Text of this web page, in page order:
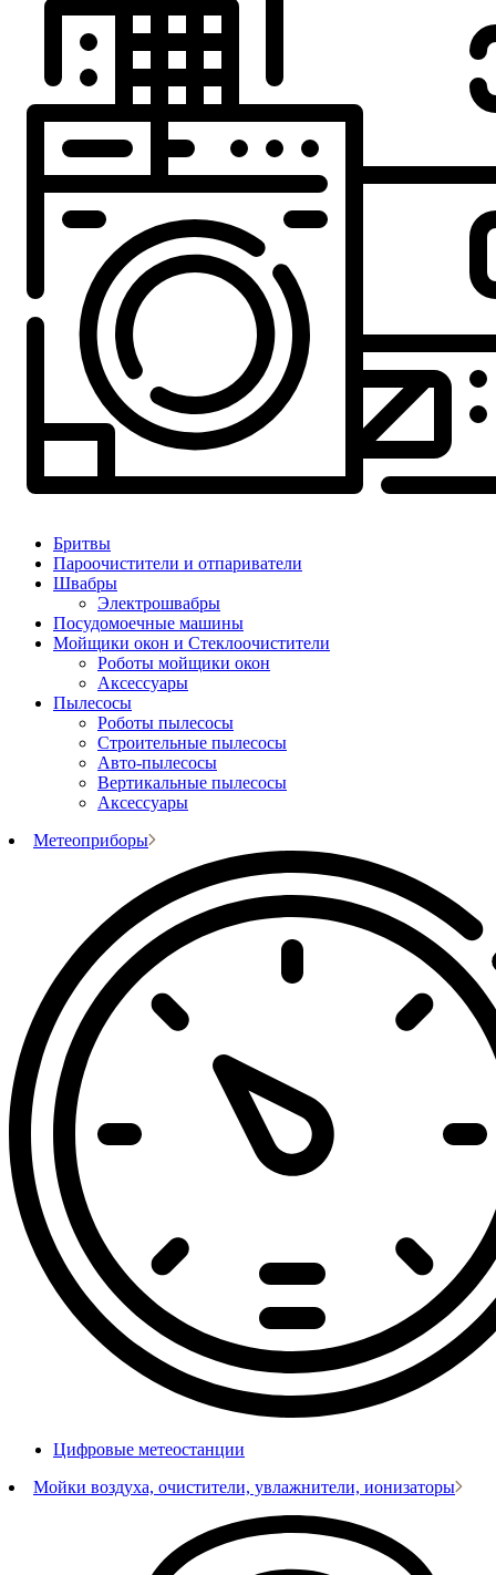
Бритвы
Пароочистители и отпариватели
Швабры
Электрошвабры
Посудомоечные машины
Мойщики окон и Стеклоочистители
Роботы мойщики окон
Аксессуары
Пылесосы
Роботы пылесосы
Строительные пылесосы
Авто-пылесосы
Вертикальные пылесосы
Аксессуары
Метеоприборы
Цифровые метеостанции
Мойки воздуха, очистители, увлажнители, ионизаторы